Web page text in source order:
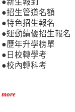
●招生管道名額
●特色招生報名
●運動績優招生報名
●歷年升學榜單
●日校轉學考
●校內轉科考
more